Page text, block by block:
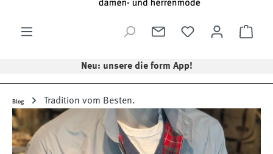
Neu: unsere die form App!
Blog Tradition vom Besten.